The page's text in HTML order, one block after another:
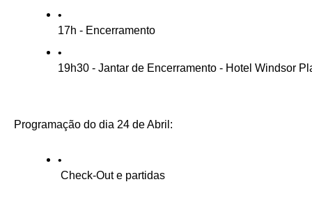
17h - Encerramento
19h30 - Jantar de Encerramento - Hotel Windsor
Programação do dia 24 de Abril:
Check-Out e partidas